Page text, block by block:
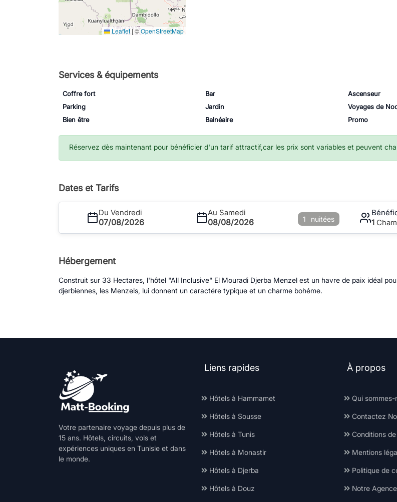
Leaflet | ©OpenStreetMap
Services & équipements
Coffre fort Bar Ascenseur
Parking
Jardin Voyages de
Bien être
Balnéaire Promo
Réservez dès maintenant pour bénéficier d'un tarif attractif,car les prix sont variables et peuvent
Dates et Tarifs
Du Vendredi
07/08/2026
Au Samedi
08/08/2026 1 nuitées
1
Hébergement
Construit sur 33 Hectares, l'hôtel "All Inclusive" El Mouradi Djerba Menzel est un havre de paix idéal
djerbiennes, les Menzels, lui donnent un caractére typique et un charme bohéme.
Votre partenaire voyage depuis plus de
15 ans. Hôtels, circuits, vols et
expériences uniques en Tunisie et dans
le monde.
Liens rapides
Hôtels à Hammamet
Hôtels à Sousse
Hôtels à Tunis
Hôtels à Monastir
Hôtels à Djerba
Hôtels à Douz
À propos
Qui sommes-
Contactez
Conditions
Mentions
Politique de
Notre Agence